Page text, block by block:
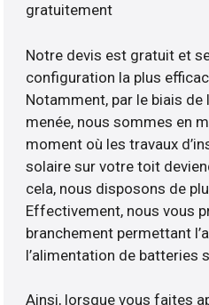
gratuitement
Notre devis est gratuit et
configuration la plus
Notamment, par le biais de
menée, nous sommes en
moment où les travaux
solaire sur votre toit
cela, nous disposons de
Effectivement, nous vous
branchement permettant
l’alimentation de batteries
Ainsi, lorsque vous faites